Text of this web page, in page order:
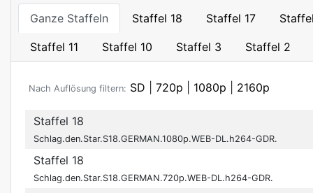
Ganze Staffeln Staffel 18 Staffel 17
Staffel 11 Staffel 10 Staffel 3 Staffel 2
Nach Auflösung filtern: SD 720p 1080p 2160p
Staffel 18
Schlag.den.Star.S18.GERMAN.1080p.WEB-DL.h264-GDR.
Staffel 18
Schlag.den.Star.S18.GERMAN.720p.WEB-DL.h264-GDR.